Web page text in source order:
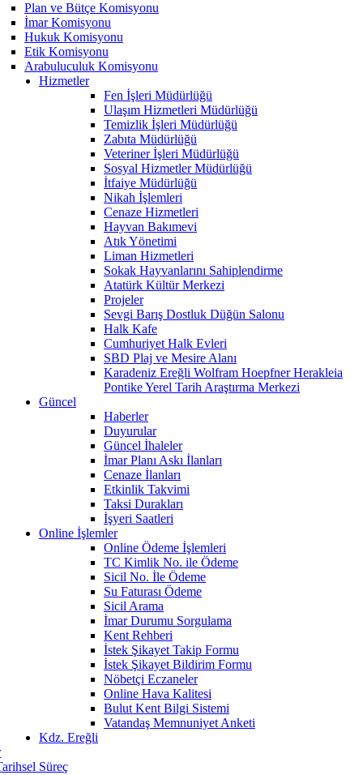
Plan ve Bütçe Komisyonu
İmar Komisyonu
Hukuk Komisyonu
Etik Komisyonu
Arabuluculuk Komisyonu
Hizmetler
Fen İşleri Müdürlüğü
Ulaşım Hizmetleri Müdürlüğü
Temizlik İşleri Müdürlüğü
Zabıta Müdürlüğü
Veteriner İşleri Müdürlüğü
Sosyal Hizmetler Müdürlüğü
İtfaiye Müdürlüğü
Nikah İşlemleri
Cenaze Hizmetleri
Hayvan Bakımevi
Atık Yönetimi
Liman Hizmetleri
Sokak Hayvanlarını Sahiplendirme
Atatürk Kültür Merkezi
Projeler
Sevgi Barış Dostluk Düğün Salonu
Halk Kafe
Cumhuriyet Halk Evleri
SBD Plaj ve Mesire Alanı
Karadeniz Ereğli Wolfram Hoepfner Herakleia
Pontike Yerel Tarih Araştırma Merkezi
Güncel
Haberler
Duyurular
Güncel İhaleler
İmar Planı Askı İlanları
Cenaze İlanları
Etkinlik Takvimi
Taksi Durakları
İşyeri Saatleri
Online İşlemler
Online Ödeme İşlemleri
TC Kimlik No. ile Ödeme
Sicil No. İle Ödeme
Su Faturası Ödeme
Sicil Arama
İmar Durumu Sorgulama
Kent Rehberi
İstek Şikayet Takip Formu
İstek Şikayet Bildirim Formu
Nöbetçi Eczaneler
Online Hava Kalitesi
Bulut Kent Bilgi Sistemi
Vatandaş Memnuniyet Anketi
Kdz. Ereğli
Süreç